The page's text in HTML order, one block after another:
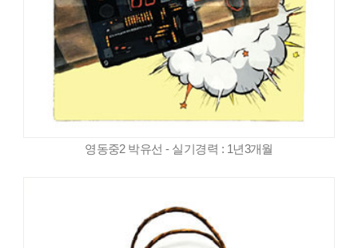
영동중2 박유선 - 실기경력 : 1년3개월